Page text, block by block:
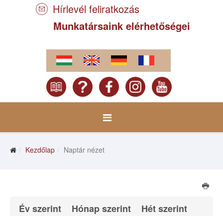
Hírlevél feliratkozás
Munkatársaink elérhetőségei
Kezdőlap Naptár nézet
Év szerint Hónap szerint
Hét szerint